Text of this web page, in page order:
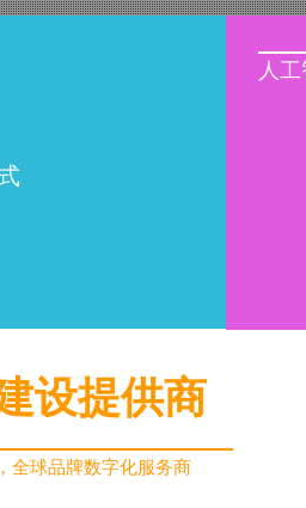
人
设提供商
全球品牌数字化服务商